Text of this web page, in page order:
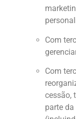
Com
Com
cessão,
parte